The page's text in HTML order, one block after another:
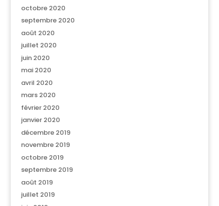
octobre 2020
septembre 2020
août 2020
juillet 2020
juin 2020
mai 2020
avril 2020
mars 2020
février 2020
janvier 2020
décembre 2019
novembre 2019
octobre 2019
septembre 2019
août 2019
juillet 2019